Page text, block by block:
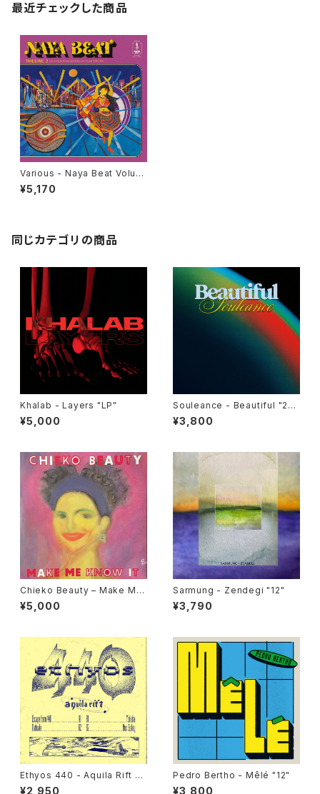
最近チェックした商品
Various - Naya Beat Volum
e 2 (South Asian Dance An
d Electronic Music 1988-1
¥5,170
同じカテゴリの商品
Khalab - Layers "LP"
¥5,000
Souleance - Beautiful "2L
P"
¥3,800
Chieko Beauty ‎– Make Me
Know It "used 7"
¥5,000
Sarmung - Zendegi "12"
¥3,790
Ethyos 440 - Aquila Rift "1
2"
¥2,950
Pedro Bertho - Mêlé "12"
¥3,800